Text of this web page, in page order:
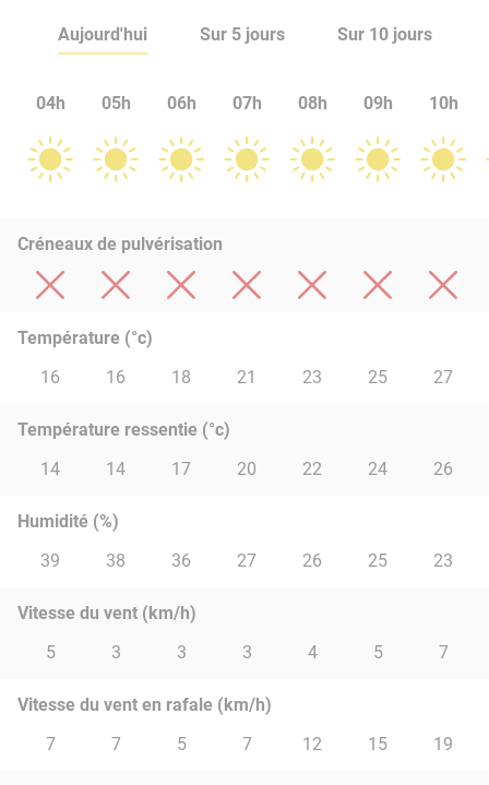
Aujourd'hui Sur 5 jours Sur 10 jours
04h 05h 06h 07h 08h 09h 10h
Créneaux de pulvérisation
Température (°c)
16
16 18 21 23 25 27
Température ressentie (°c)
14
14 17 20 22 24 26
Humidité (%)
39
38 36 27 26 25 23
Vitesse du vent (km/h)
5
3 3 3 4 5 7
Vitesse du vent en rafale (km/h)
7
7 5 7 12 15 19